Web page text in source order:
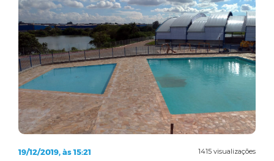
1415 visualizações
19/12/2019, às 15:21